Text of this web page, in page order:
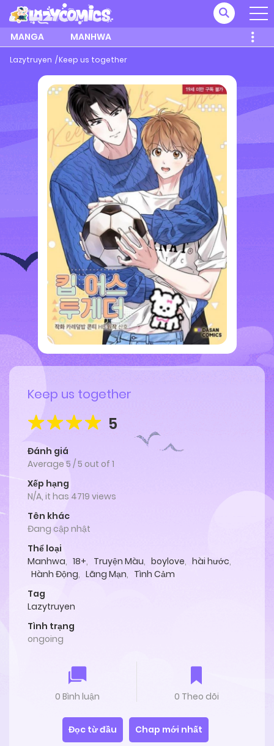
MANGA MANHWA
Lazytruyen Keep us together
Keep us together
5
Đánh giá
Average 5 /5 out of 1
Xếp hạng
N/A, it has 4719 views
Tên khác
Đang cập nhật
Thể loại
Manhwa, 18+, Truyện Màu, boylove, hài hước,
Hành Động, Lãng Mạn, Tình Cảm
Tag
Lazytruyen
Tình trạng
ongoing
0 Bình luận 0 Theo dõi
Đọc từ đầu Chap mới nhất